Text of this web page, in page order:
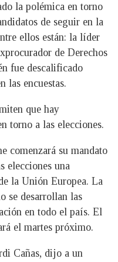
la polémica en torno
de seguir en la
ellos están: la líder
de Derechos
fue descalificado
las encuestas.
que hay
torno a las elecciones.
comenzará su mandato
elecciones una
la Unión Europea. La
se desarrollan las
en todo el país. El
el martes próximo.
Cañas, dijo a un